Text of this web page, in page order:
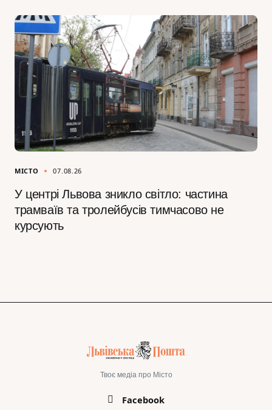
МІСТО 07.08.26
У центрі Львова зникло світло: частина
трамваїв та тролейбусів тимчасово не
курсують
Твоє медіа про Місто
Facebook